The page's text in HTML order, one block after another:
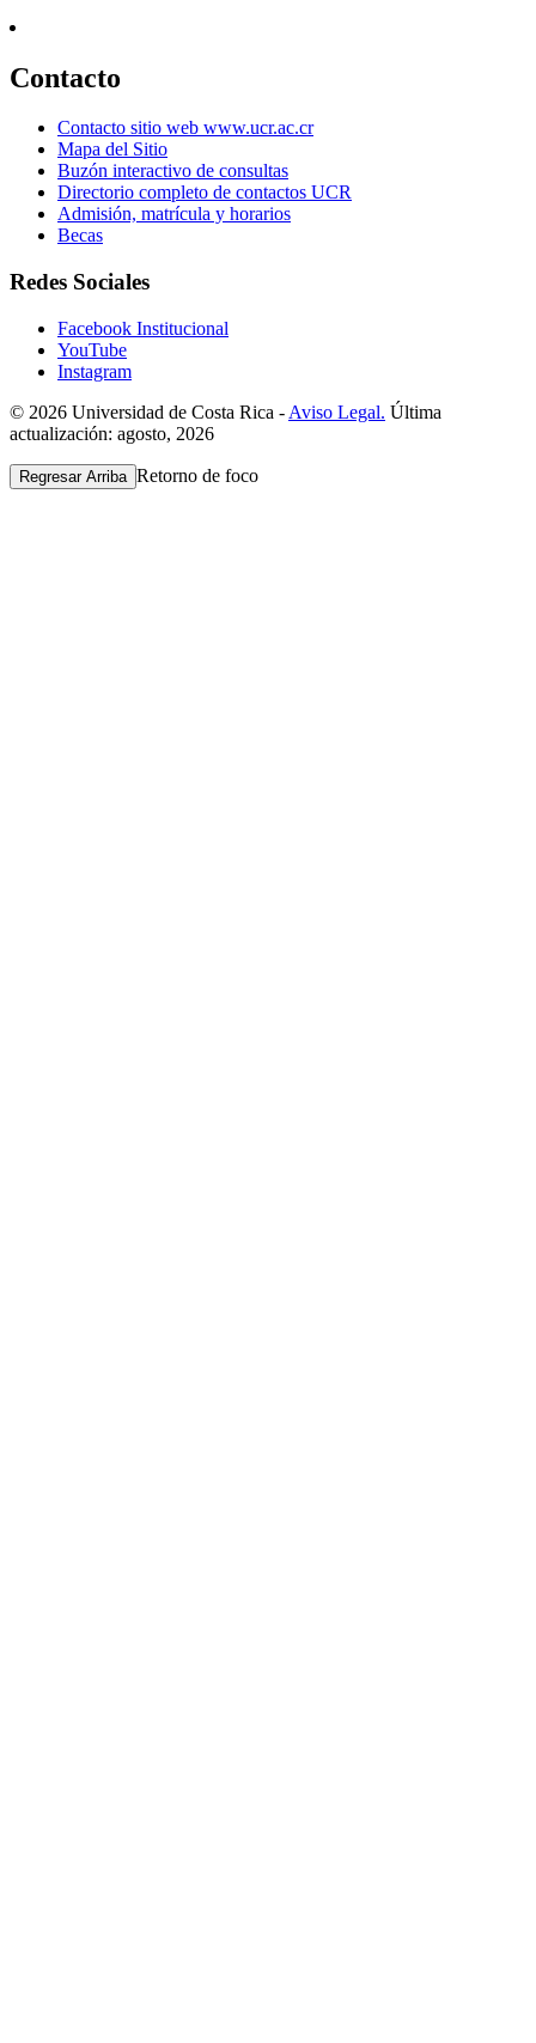
Contacto
Contacto sitio web www.ucr.ac.cr
Mapa del Sitio
Buzón interactivo de consultas
Directorio completo de contactos UCR
Admisión, matrícula y horarios
Becas
Redes Sociales
Facebook Institucional
YouTube
Instagram
© 2026 Universidad de Costa Rica - Aviso Legal. Última
actualización: agosto, 2026
Regresar Arriba Retorno de foco